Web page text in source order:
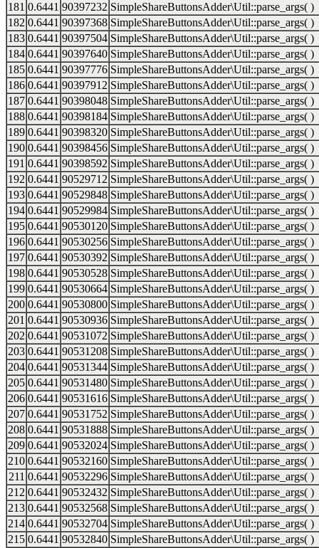
181 0.6441 90397232 SimpleShareButtonsAdder\Util::parse_args( )
182 0.6441 90397368 SimpleShareButtonsAdder\Util::parse_args( )
183 0.6441 90397504 SimpleShareButtonsAdder\Util::parse_args( )
184 0.6441 90397640 SimpleShareButtonsAdder\Util::parse_args( )
185 0.6441 90397776 SimpleShareButtonsAdder\Util::parse_args( )
186 0.6441 90397912 SimpleShareButtonsAdder\Util::parse_args( )
187 0.6441 90398048 SimpleShareButtonsAdder\Util::parse_args( )
188 0.6441 90398184 SimpleShareButtonsAdder\Util::parse_args( )
189 0.6441 90398320 SimpleShareButtonsAdder\Util::parse_args( )
190 0.6441 90398456 SimpleShareButtonsAdder\Util::parse_args( )
191 0.6441 90398592 SimpleShareButtonsAdder\Util::parse_args( )
192 0.6441 90529712 SimpleShareButtonsAdder\Util::parse_args( )
193 0.6441 90529848 SimpleShareButtonsAdder\Util::parse_args( )
194 0.6441 90529984 SimpleShareButtonsAdder\Util::parse_args( )
195 0.6441 90530120 SimpleShareButtonsAdder\Util::parse_args( )
196 0.6441 90530256 SimpleShareButtonsAdder\Util::parse_args( )
197 0.6441 90530392 SimpleShareButtonsAdder\Util::parse_args( )
198 0.6441 90530528 SimpleShareButtonsAdder\Util::parse_args( )
199 0.6441 90530664 SimpleShareButtonsAdder\Util::parse_args( )
200 0.6441 90530800 SimpleShareButtonsAdder\Util::parse_args( )
201 0.6441 90530936 SimpleShareButtonsAdder\Util::parse_args( )
202 0.6441 90531072 SimpleShareButtonsAdder\Util::parse_args( )
203 0.6441 90531208 SimpleShareButtonsAdder\Util::parse_args( )
204 0.6441 90531344 SimpleShareButtonsAdder\Util::parse_args( )
205 0.6441 90531480 SimpleShareButtonsAdder\Util::parse_args( )
206 0.6441 90531616 SimpleShareButtonsAdder\Util::parse_args( )
207 0.6441 90531752 SimpleShareButtonsAdder\Util::parse_args( )
208 0.6441 90531888 SimpleShareButtonsAdder\Util::parse_args( )
209 0.6441 90532024 SimpleShareButtonsAdder\Util::parse_args( )
210 0.6441 90532160 SimpleShareButtonsAdder\Util::parse_args( )
211 0.6441 90532296 SimpleShareButtonsAdder\Util::parse_args( )
212 0.6441 90532432 SimpleShareButtonsAdder\Util::parse_args( )
213 0.6441 90532568 SimpleShareButtonsAdder\Util::parse_args( )
214 0.6441 90532704 SimpleShareButtonsAdder\Util::parse_args( )
215 0.6441 90532840 SimpleShareButtonsAdder\Util::parse_args( )